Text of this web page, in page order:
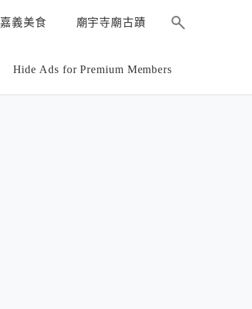
嘉義美食 廟宇寺廟古蹟
Hide Ads for Premium Members